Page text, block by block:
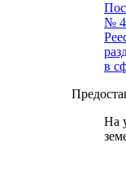
№
в
На